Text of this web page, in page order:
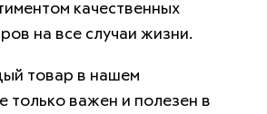
качественных
на все случаи жизни.
товар в нашем
только важен и полезен в